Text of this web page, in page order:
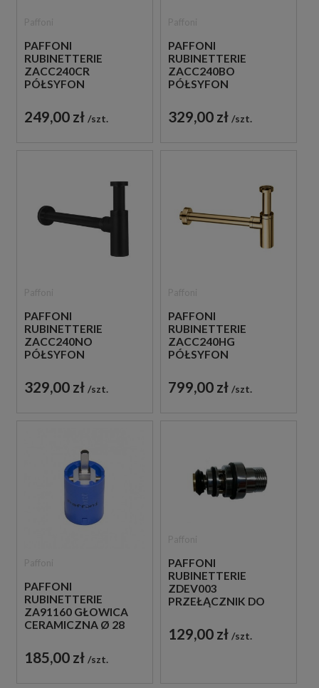
PAFFONI
RUBINETTERIE
ZACC240CR
PÓŁSYFON
METALOWY CHROM
249,00 zł szt.
PAFFONI
RUBINETTERIE
ZACC240BO
PÓŁSYFON
METALOWY BIAŁY
329,00 zł szt.
PAFFONI
RUBINETTERIE
ZACC240NO
PÓŁSYFON
METALOWY CZARNY
329,00 zł szt.
PAFFONI
RUBINETTERIE
ZACC240HG
PÓŁSYFON
METALOWY ZŁOTY
799,00 zł szt.
PAFFONI
RUBINETTERIE
ZA91160 GŁOWICA
CERAMICZNA Ø 28
185,00 zł szt.
PAFFONI
RUBINETTERIE
ZDEV003
PRZEŁĄCZNIK DO
WANNOWYCH
ŚCIENNYCH
129,00 zł szt.